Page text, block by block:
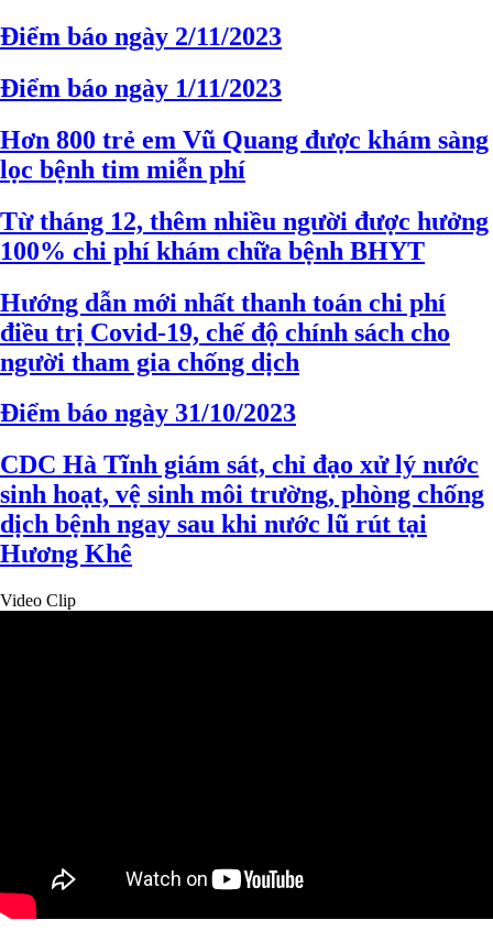
Điểm báo ngày 2/11/2023
Điểm báo ngày 1/11/2023
Hơn 800 trẻ em Vũ Quang được khám sàng
lọc bệnh tim miễn phí
Từ tháng 12, thêm nhiều người được hưởng
100% chi phí khám chữa bệnh BHYT
Hướng dẫn mới nhất thanh toán chi phí
điều trị Covid-19, chế độ chính sách cho
người tham gia chống dịch
Điểm báo ngày 31/10/2023
CDC Hà Tĩnh giám sát, chỉ đạo xử lý nước
sinh hoạt, vệ sinh môi trường, phòng chống
dịch bệnh ngay sau khi nước lũ rút tại
Hương Khê
Video Clip